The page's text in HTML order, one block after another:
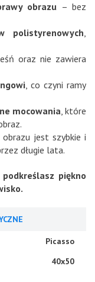
obrazu – bez
polistyrenowych,
oraz nie zawiera
, co czyni ramy
mocowania, które
jest szybkie i
długie lata.
piękno
Picasso
40x50